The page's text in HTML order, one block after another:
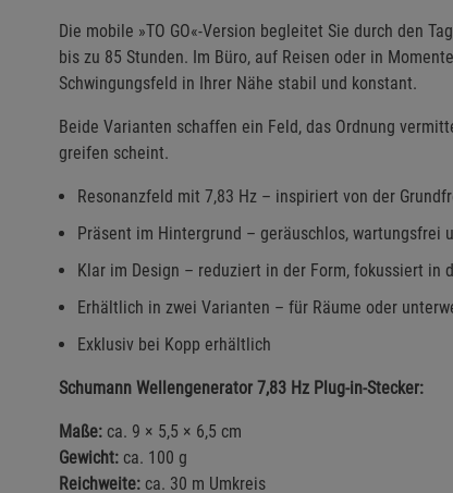
Die mobile »TO GO«-Version begleitet Sie durch den
bis zu 85 Stunden. Im Büro, auf Reisen oder in
Schwingungsfeld in Ihrer Nähe stabil und konstant.
Beide Varianten schaffen ein Feld, das Ordnung
greifen scheint.
Resonanzfeld mit 7,83 Hz – inspiriert von der
Präsent im Hintergrund – geräuschlos, wartungsfrei
Klar im Design – reduziert in der Form, fokussiert in
Erhältlich in zwei Varianten – für Räume oder
Exklusiv bei Kopp erhältlich
Schumann Wellengenerator 7,83 Hz Plug-in-Stecker:
Maße: ca. 9 × 5,5 × 6,5 cm
Gewicht: ca. 100 g
Reichweite: ca. 30 m Umkreis